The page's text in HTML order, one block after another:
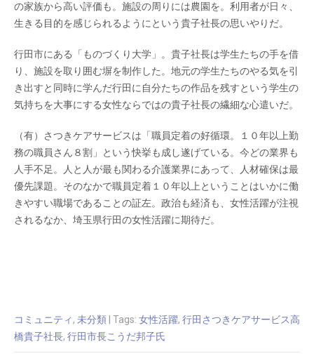
の家族から高い評価も。施設の周りには農園を。利用者が日々、
生きる目的を感じられるようにという貴子社長の思いやりだ。
行田市にある「ものづくり大学」。貴子社長は学生たちの手を借
り、施設を取り囲む塀を制作した。地元の学生たちのやる気を引
き出すと同時に学んだ行田に自分たちの作品を残すという学生の
気持ちを大事にする女性ならではの貴子社長の繊細な心遣いだ。
（有）さつきケアサービスは「職員定着の好循環。１０年以上勤
務の職員さん８割」という快挙も成し遂げている。今どの業界も
人手不足。人と人が最も関わる介護業界にあって、人材確保は最
優先課題。そのなかで職員定着１０年以上ということはいかに働
きやすい職場であることの証左。政治も経済も、女性活躍が注視
されるなか、埼玉県行田の女性活躍に期待だ。
コミュニティ , 未分類 | Tags: 女性活躍, 行田さつきケアサービス高
橋貴子社長, 行田市長こうだ邦子氏